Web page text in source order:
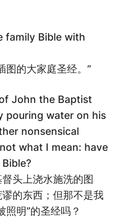
family Bible with
图的大家庭圣经。”
John the Baptist
pouring water on his
nonsensical
what I mean: have
头上浇水施洗的图
的东西；但那不是我
照明”的圣经吗？